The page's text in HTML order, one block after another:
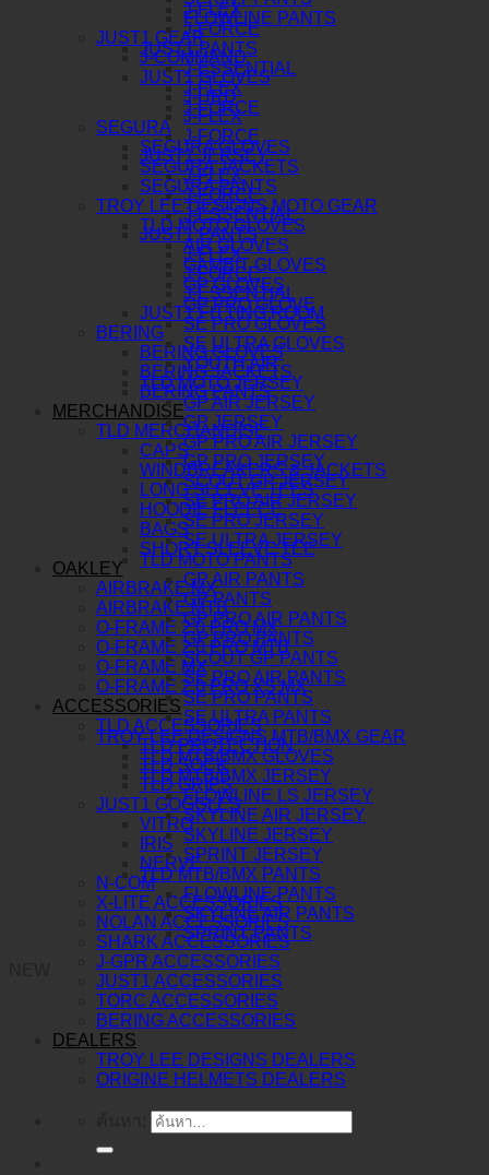
FLOWLINE PANTS
JUST1 GEAR
J-COMMAND
JUST1 GLOVES
J-HRD
J-FLEX
J-FORCE
JUST1 JERSEY
J-FLEX
J-FORCE
J-ESSENTIAL
JUST1 PANTS
J-FLEX
J-FORCE
J-ESSENTIAL
JUST1 FITTING ROOM
BERING
BERING GLOVES
BERING JACKETS
BERING PANTS
MERCHANDISE
TLD MERCHANDISE
CAPS
WINDBREAKERS & JACKETS
LONG SLEEVE TEES
HOODIE FLEECE
BAGS
SHORT SLEEVE TEE
OAKLEY
AIRBRAKE MX
AIRBRAKE MTB
O-FRAME 2.0 PRO MX
O-FRAME 2.0 PRO MTB
O-FRAME MX
O-FRAME 2.0 PRO XS MX
ACCESSORIES
TLD ACCESSORIES
TLD PROTECTION
TLD SOCK
TLD GRIPS
JUST1 GOGGLES
VITRO
IRIS
NERVE
N-COM
X-LITE ACCESSORIES
NOLAN ACCESSORIES
SHARK ACCESSORIES
J-GPR ACCESSORIES
JUST1 ACCESSORIES
TORC ACCESSORIES
BERING ACCESSORIES
DEALERS
TROY LEE DESIGNS DEALERS
ORIGINE HELMETS DEALERS
J-FLEX
J-FORCE
JUST1 PANTS
J-ESSENTIAL
J-FLEX
J-FORCE
SEGURA
SEGURA GLOVES
SEGURA JACKETS
SEGURA PANTS
TROY LEE DESIGNS MOTO GEAR
TLD MOTO GLOVES
AIR GLOVES
GAMBIT GLOVES
GP GLOVES
GP PRO GLOVE
SE PRO GLOVES
SE ULTRA GLOVES
YOUTH AIR
TLD MOTO JERSEY
GP AIR JERSEY
GP JERSEY
GP PRO AIR JERSEY
GP PRO JERSEY
SCOUT GP JERSEY
SE PRO AIR JERSEY
SE PRO JERSEY
SE ULTRA JERSEY
TLD MOTO PANTS
GP AIR PANTS
GP PANTS
GP PRO AIR PANTS
GP PRO PANTS
SCOUT GP PANTS
SE PRO AIR PANTS
SE PRO PANTS
SE ULTRA PANTS
TROY LEE DESIGNS MTB/BMX GEAR
TLD MTB/BMX GLOVES
TLD MTB/BMX JERSEY
FLOWLINE LS JERSEY
SKYLINE AIR JERSEY
SKYLINE JERSEY
SPRINT JERSEY
TLD MTB/BMX PANTS
FLOWLINE PANTS
SKYLINE AIR PANTS
SPRINT PANTS